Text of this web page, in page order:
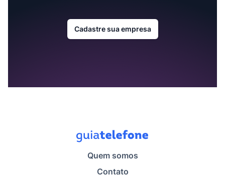
Cadastre sua empresa
Quem somos
Contato